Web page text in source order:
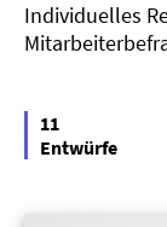
Individuelles
11
Entwürfe